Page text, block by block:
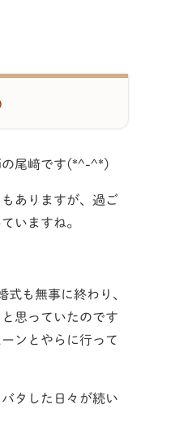
の尾﨑です(*^-^*)
ありますが、過ご
いますね。
式も無事に終わり、
思っていたのです
ンとやらに行って
タした日々が続い